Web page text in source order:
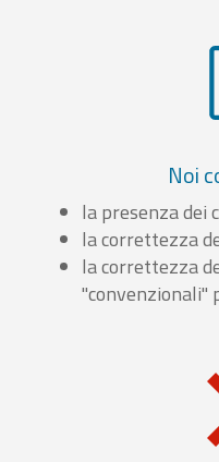
Noi
la presenza
la correttezza
la correttezza
"convenzionali"